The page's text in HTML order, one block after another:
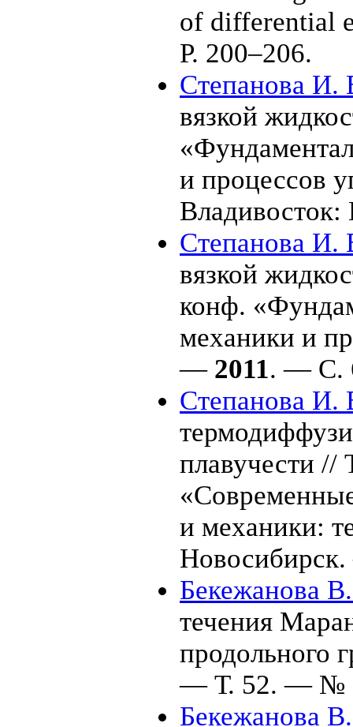
of differential
P. 200–206.
Степанова И.
вязкой
и процессов
Степанова И.
вязкой
конф.
механики и
— 2011. — С.
Степанова И.
плавучести //
и механики:
Бекежанова
течения
— Т. 52. —
Бекежанова